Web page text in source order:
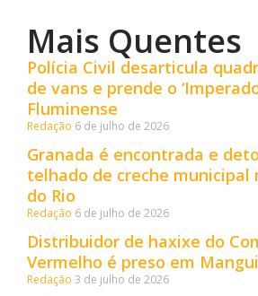
Mais Quentes
Polícia Civil desarticula
de vans e prende o
Fluminense
Redação 6 de julho de 2026
Granada é encontrada e
telhado de creche municipal
do Rio
Redação 6 de julho de 2026
Distribuidor de haxixe do
Vermelho é preso em
Redação 3 de julho de 2026